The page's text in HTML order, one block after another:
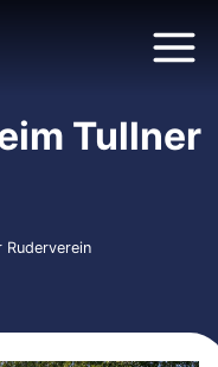
Tullner
Ruderverein